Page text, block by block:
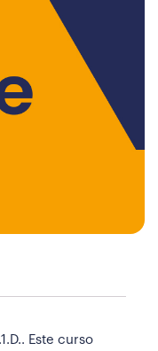
Este curso